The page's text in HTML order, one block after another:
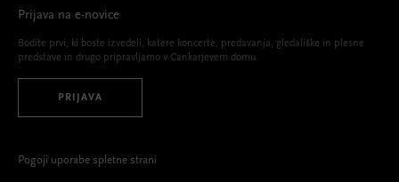
Prijava na e-novice
Bodite prvi, ki boste izvedeli, katere koncerte, predavanja, gledališke in plesne
predstave in drugo pripravljamo v Cankarjevem domu.
PRIJAVA
Pogoji uporabe spletne strani